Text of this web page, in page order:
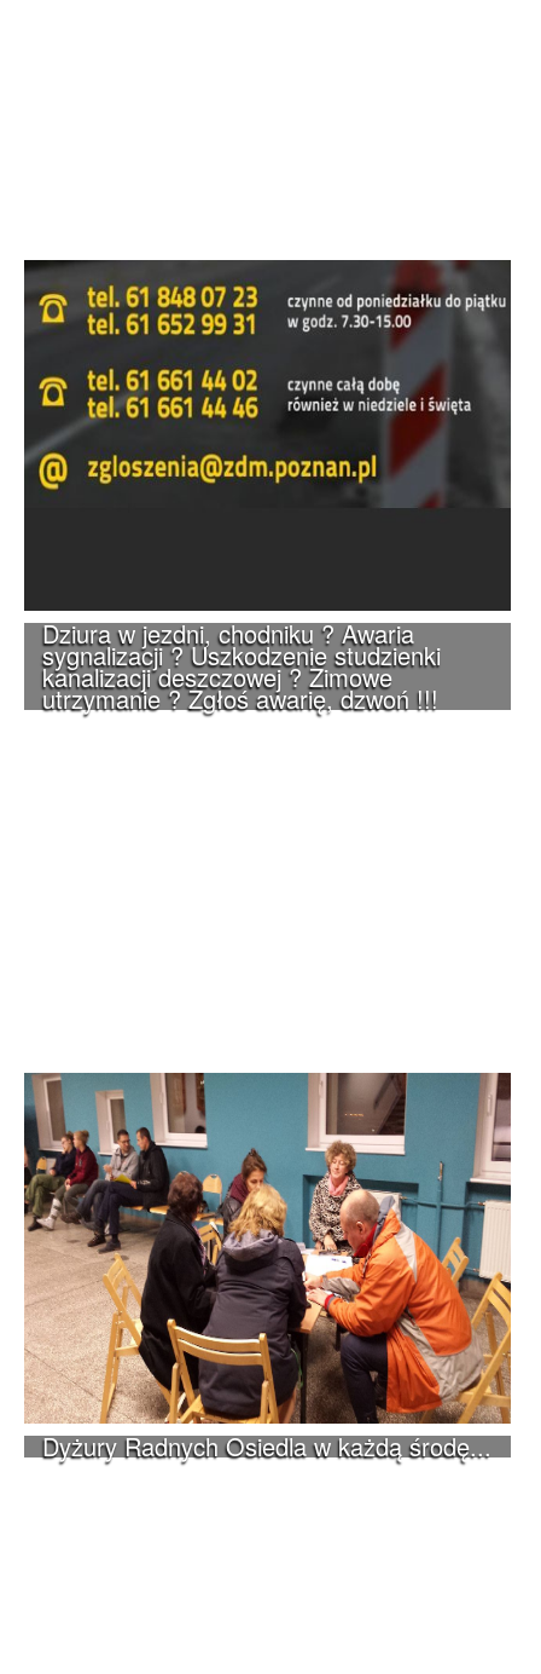
Dziura w jezdni, chodniku ? Awaria
sygnalizacji ? Uszkodzenie studzienki
kanalizacji deszczowej ? Zimowe
utrzymanie ? Zgłoś awarię, dzwoń !!!
Dyżury Radnych Osiedla w każdą środę...